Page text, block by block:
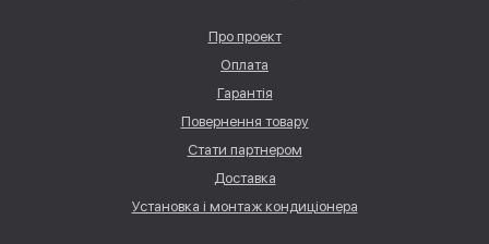
Про проект
Оплата
Гарантія
Повернення товару
Стати партнером
Доставка
Установка і монтаж кондиціонера